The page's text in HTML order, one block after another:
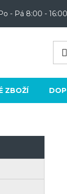
- Pá 8:00 -
ZBOŽÍ